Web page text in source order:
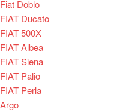
Fiat Doblo
FIAT Ducato
FIAT 500X
FIAT Albea
FIAT Siena
FIAT Palio
FIAT Perla
Argo